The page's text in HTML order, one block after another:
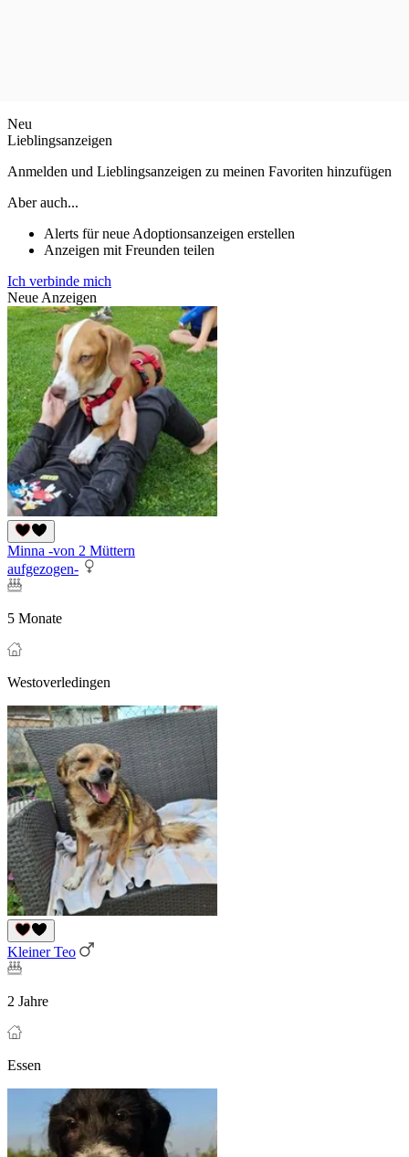
Neu
Lieblingsanzeigen
Anmelden und Lieblingsanzeigen zu meinen Favoriten hinzufügen
Aber auch...
Alerts für neue Adoptionsanzeigen erstellen
Anzeigen mit Freunden teilen
Ich verbinde mich
Neue Anzeigen
Minna -von 2 Müttern
aufgezogen-
5 Monate
Westoverledingen
Kleiner Teo
2 Jahre
Essen